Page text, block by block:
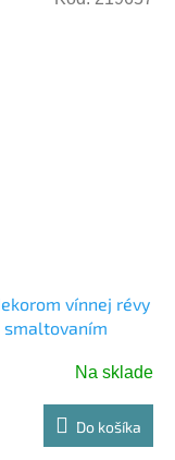
vínnej révy
smaltovaním
Na sklade
Do košíka